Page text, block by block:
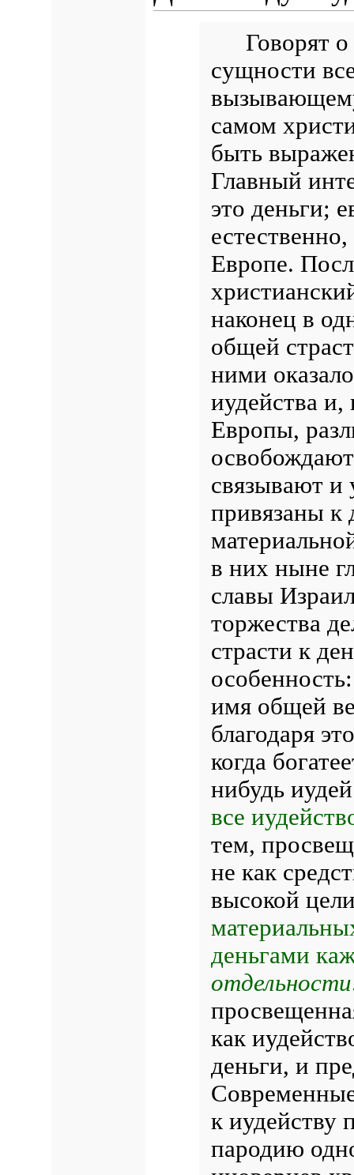
Говорят
сущности
самом
быть
Главный
это деньги;
Европе.
наконец в
общей
ними
иудейства
Европы,
связывают и
привязаны к
в них ныне
славы
торжества
страсти к
имя общей
благодаря
когда
нибудь
все
тем,
не как
высокой
деньгами
отдельности
как
деньги, и
к иудейству
пародию